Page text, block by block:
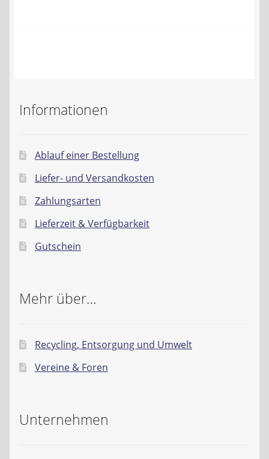
Datenschutzerklärung
Informationen
Ablauf einer Bestellung
Liefer- und Versandkosten
Zahlungsarten
Lieferzeit & Verfügbarkeit
Gutschein
Mehr über…
Recycling, Entsorgung und Umwelt
Vereine & Foren
Unternehmen